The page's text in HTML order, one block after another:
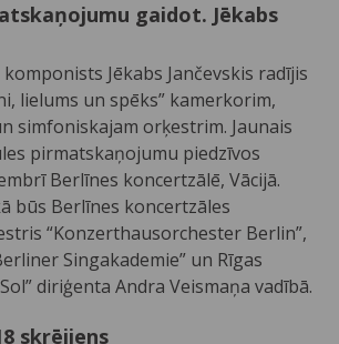
gaidot. Jēkabs
Jēkabs Jančevskis radījis
lielums un spēks” kamerkorim,
simfoniskajam orķestrim. Jaunais
pirmatskaņojumu piedzīvos
Berlīnes koncertzālē, Vācijā.
būs Berlīnes koncertzāles
“Konzerthausorchester Berlin”,
Singakademie” un Rīgas
diriģenta Andra Veismaņa vadībā.
skrējiens